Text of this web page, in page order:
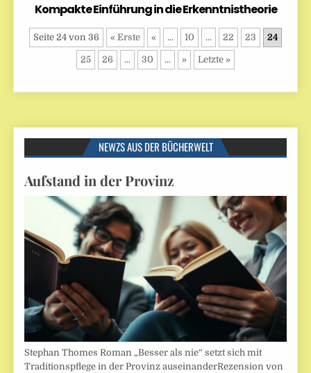
Kompakte Einführung in die Erkenntnistheorie
Seite 24 von 36 « Erste « ... 10 ... 22 23 24
25 26 ... 30 ... » Letzte »
NEWZS AUS DER BÜCHERWELT
Aufstand in der Provinz
Stephan Thomes Roman „Besser als nie“ setzt sich mit
Traditionspflege in der Provinz auseinanderRezension von